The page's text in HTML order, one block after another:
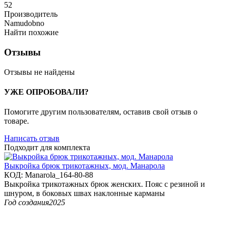
52
Производитель
Namudobno
Найти похожие
Отзывы
Отзывы не найдены
УЖЕ ОПРОБОВАЛИ?
Помогите другим пользователям, оставив свой отзыв о
товаре.
Написать отзыв
Подходит для комплекта
Выкройка брюк трикотажных, мод. Манарола
КОД: Manarola_164-80-88
Выкройка трикотажных брюк женских. Пояс с резиной и
шнуром, в боковых швах наклонные карманы
Год создания2025